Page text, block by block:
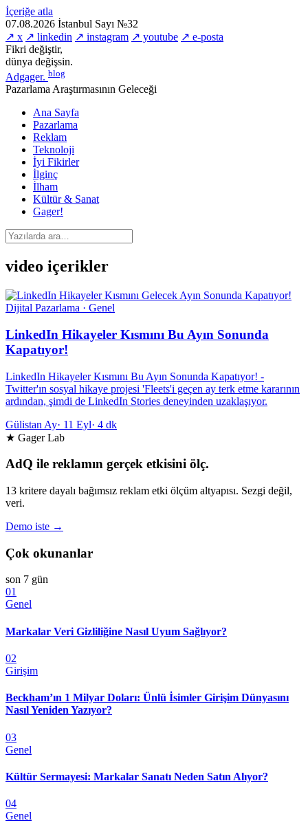
İçeriğe atla
07.08.2026 İstanbul Sayı №32
↗ x ↗ linkedin ↗ instagram ↗ youtube ↗ e-posta
Fikri değiştir,
dünya değişsin.
Adgager. blog
Pazarlama Araştırmasının Geleceği
Ana Sayfa
Pazarlama
Reklam
Teknoloji
İyi Fikirler
İlginç
İlham
Kültür & Sanat
Gager!
video içerikler
Dijital Pazarlama · Genel
LinkedIn Hikayeler Kısmını Bu Ayın Sonunda
Kapatıyor!
LinkedIn Hikayeler Kısmını Bu Ayın Sonunda Kapatıyor! -
Twitter'ın sosyal hikaye projesi 'Fleets'i geçen ay terk etme kararının
ardından, şimdi de LinkedIn Stories deneyinden uzaklaşıyor.
Gülistan Ay· 11 Eyl· 4 dk
★ Gager Lab
AdQ ile reklamın gerçek etkisini ölç.
13 kritere dayalı bağımsız reklam etki ölçüm altyapısı. Sezgi değil,
veri.
Demo iste →
Çok okunanlar
son 7 gün
01
Genel
Markalar Veri Gizliliğine Nasıl Uyum Sağlıyor?
02
Girişim
Beckham’ın 1 Milyar Doları: Ünlü İsimler Girişim Dünyasını
Nasıl Yeniden Yazıyor?
03
Genel
Kültür Sermayesi: Markalar Sanatı Neden Satın Alıyor?
04
Genel